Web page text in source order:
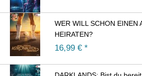
WER WILL SCHON EINEN
HEIRATEN?
16,99 € *